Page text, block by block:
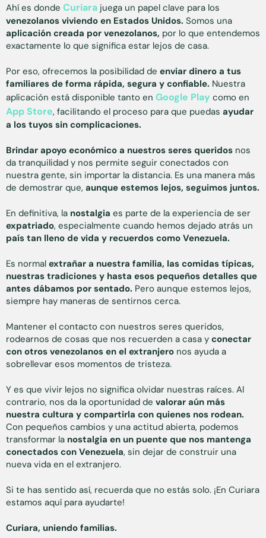
Ahí es donde Curiara juega un papel clave para los
venezolanos viviendo en Estados Unidos. Somos una
aplicación creada por venezolanos, por lo que entendemos
exactamente lo que significa estar lejos de casa.
Por eso, ofrecemos la posibilidad de enviar dinero a tus
familiares de forma rápida, segura y confiable. Nuestra
aplicación está disponible tanto en Google Play como en
App Store, facilitando el proceso para que puedas ayudar
a los tuyos sin complicaciones.
Brindar apoyo económico a nuestros seres queridos nos
da tranquilidad y nos permite seguir conectados con
nuestra gente, sin importar la distancia. Es una manera más
de demostrar que, aunque estemos lejos, seguimos juntos.
En definitiva, la nostalgia es parte de la experiencia de ser
expatriado, especialmente cuando hemos dejado atrás un
país tan lleno de vida y recuerdos como Venezuela.
Es normal extrañar a nuestra familia, las comidas típicas,
nuestras tradiciones y hasta esos pequeños detalles que
antes dábamos por sentado. Pero aunque estemos lejos,
siempre hay maneras de sentirnos cerca.
Mantener el contacto con nuestros seres queridos,
rodearnos de cosas que nos recuerden a casa y conectar
con otros venezolanos en el extranjero nos ayuda a
sobrellevar esos momentos de tristeza.
Y es que vivir lejos no significa olvidar nuestras raíces. Al
contrario, nos da la oportunidad de valorar aún más
nuestra cultura y compartirla con quienes nos rodean.
Con pequeños cambios y una actitud abierta, podemos
transformar la nostalgia en un puente que nos mantenga
conectados con Venezuela, sin dejar de construir una
nueva vida en el extranjero.
Si te has sentido así, recuerda que no estás solo. ¡En Curiara
estamos aquí para ayudarte!
Curiara, uniendo familias.